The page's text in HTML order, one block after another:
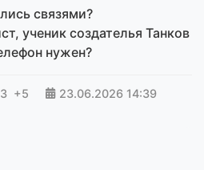
связями?
ученик создателья Танков
нужен?
+5 23.06.2026 14:39